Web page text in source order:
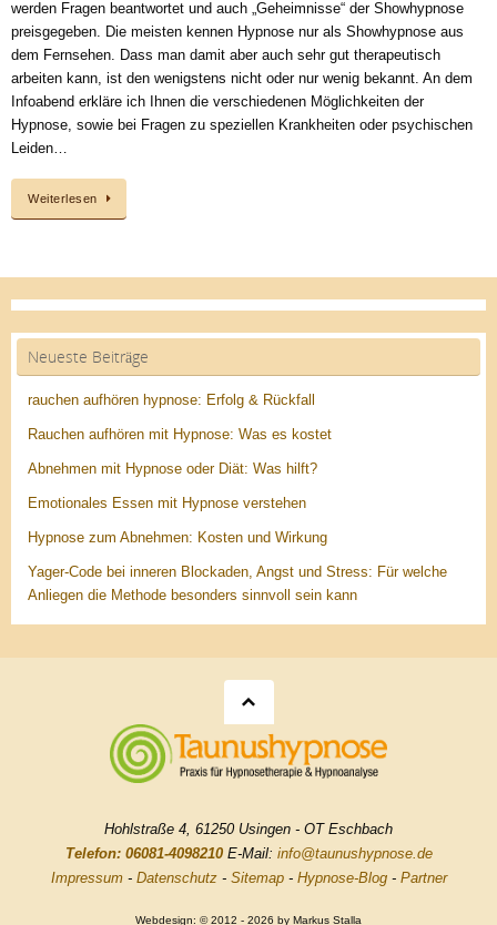
werden Fragen beantwortet und auch „Geheimnisse“ der Showhypnose
preisgegeben. Die meisten kennen Hypnose nur als Showhypnose aus
dem Fernsehen. Dass man damit aber auch sehr gut therapeutisch
arbeiten kann, ist den wenigstens nicht oder nur wenig bekannt. An dem
Infoabend erkläre ich Ihnen die verschiedenen Möglichkeiten der
Hypnose, sowie bei Fragen zu speziellen Krankheiten oder psychischen
Leiden…
Weiterlesen
Neueste Beiträge
rauchen aufhören hypnose: Erfolg & Rückfall
Rauchen aufhören mit Hypnose: Was es kostet
Abnehmen mit Hypnose oder Diät: Was hilft?
Emotionales Essen mit Hypnose verstehen
Hypnose zum Abnehmen: Kosten und Wirkung
Yager-Code bei inneren Blockaden, Angst und Stress: Für welche
Anliegen die Methode besonders sinnvoll sein kann
Hohlstraße 4, 61250 Usingen - OT Eschbach
Telefon: 06081-4098210E-Mail: info@taunushypnose.de
Impressum- Datenschutz- Sitemap- Hypnose-Blog- Partner
Webdesign: © 2012 - 2026 by Markus Stalla